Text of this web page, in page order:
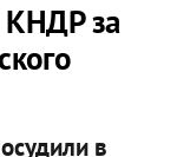
КНДР за
в